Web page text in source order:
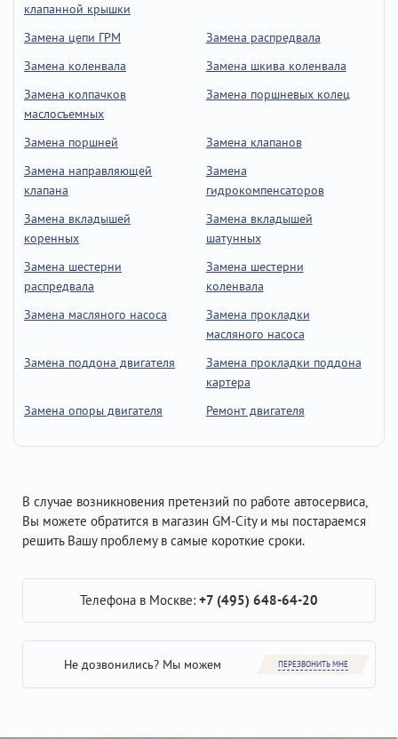
клапанной крышки
Замена цепи ГРМ
Замена распредвала
Замена коленвала
Замена шкива коленвала
Замена колпачков
маслосъемных
Замена поршневых колец
Замена поршней
Замена клапанов
Замена направляющей
клапана
Замена
гидрокомпенсаторов
Замена вкладышей
коренных
Замена вкладышей
шатунных
Замена шестерни
распредвала
Замена шестерни
коленвала
Замена масляного насоса
Замена прокладки
масляного насоса
Замена поддона двигателя
Замена прокладки поддона
картера
Замена опоры двигателя
Ремонт двигателя
В случае возникновения претензий по работе автосервиса,
Вы можете обратится в магазин GM-City и мы постараемся
решить Вашу проблему в самые короткие сроки.
Телефона в Москве: +7 (495) 648-64-20
Не дозвонились? Мы можем ПЕРЕЗВОНИТЬ МНЕ